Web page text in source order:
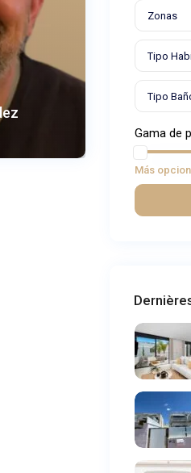
Zonas
Gama de
Más